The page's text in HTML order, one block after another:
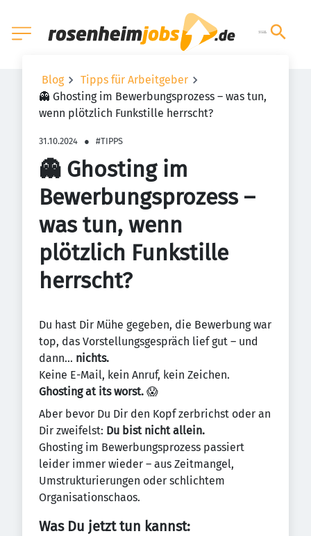
Blog
Tipps für Arbeitgeber
👻 Ghosting im Bewerbungsprozess – was tun,
wenn plötzlich Funkstille herrscht?
31.10.2024 ● #TIPPS
👻 Ghosting im
Bewerbungsprozess –
was tun, wenn
plötzlich Funkstille
herrscht?
Du hast Dir Mühe gegeben, die Bewerbung war
top, das Vorstellungsgespräch lief gut – und
dann... nichts.
Keine E-Mail, kein Anruf, kein Zeichen.
Ghosting at its worst. 😱
Aber bevor Du Dir den Kopf zerbrichst oder an
Dir zweifelst: Du bist nicht allein.
Ghosting im Bewerbungsprozess passiert
leider immer wieder – aus Zeitmangel,
Umstrukturierungen oder schlichtem
Organisationschaos.
Was Du jetzt tun kannst: